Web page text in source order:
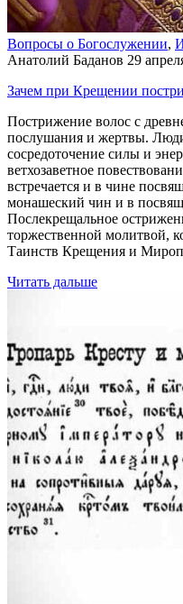
Вопросы о Богослужении,
Анатолий Баданов 29
Зачем при Крещении
Пострижение волос с
послушания и жертвы.
сосредоточение силы и
ветхозаветное
встречается и в чине
монашеский чин и в
Послекрещальное
торжественной молитвой,
Таинств Крещения и
Читать дальше